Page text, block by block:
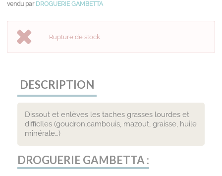
vendu par DROGUERIE GAMBETTA
Rupture de stock
DESCRIPTION
Dissout et enlèves les taches grasses lourdes et
difficIles (goudron,cambouis, mazout, graisse, huile
minérale…)
DROGUERIE GAMBETTA :